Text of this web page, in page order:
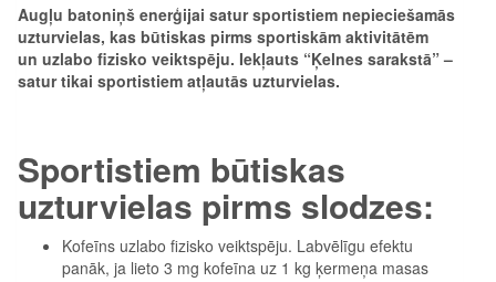
Augļu batoniņš enerģijai satur sportistiem nepieciešamās
uzturvielas, kas būtiskas pirms sportiskām aktivitātēm
un uzlabo fizisko veiktspēju. Iekļauts “Ķelnes sarakstā” –
satur tikai sportistiem atļautās uzturvielas.
Sportistiem būtiskas
uzturvielas pirms slodzes:
Kofeīns uzlabo fizisko veiktspēju. Labvēlīgu efektu
panāk, ja lieto 3 mg kofeīna uz 1 kg ķermeņa masas